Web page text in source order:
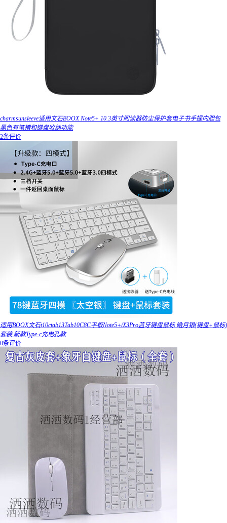
charmsunsleeve适用文石BOOX Note5+ 10.3英寸阅读器防尘保护套电子书手提内胆包
黑色有笔槽和键盘收纳功能
2条评价
适用BOOX文石t10ctab13Tab10C8C平板Note5+/X3Pro蓝牙键盘鼠标 皓月银(键盘+鼠标)
套装 新款Type-c充电孔款
0条评价